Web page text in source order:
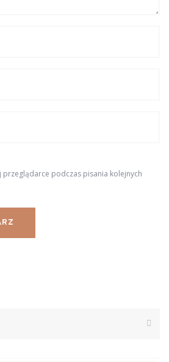
podczas pisania kolejnych